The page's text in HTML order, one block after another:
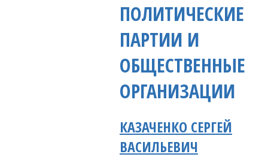
ПОЛИТИЧЕСКИЕ
ПАРТИИ И
ОБЩЕСТВЕННЫЕ
ОРГАНИЗАЦИИ
КАЗАЧЕНКО СЕРГЕЙ
ВАСИЛЬЕВИЧ